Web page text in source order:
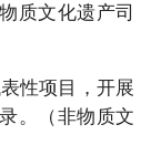
质文化遗产司
性项目，开展
。（非物质文